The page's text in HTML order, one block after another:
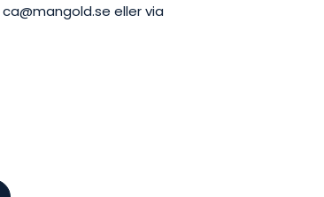
eller via